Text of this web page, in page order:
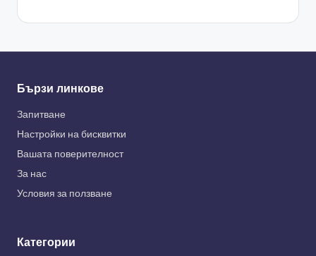
Бързи линкове
Запитване
Настройки на бисквитки
Вашата поверителност
За нас
Условия за ползване
Категории